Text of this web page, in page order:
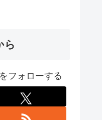
ら
フォローする